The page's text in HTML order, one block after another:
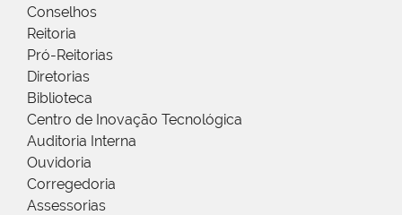
Conselhos
Reitoria
Pró-Reitorias
Diretorias
Biblioteca
Centro de Inovação Tecnológica
Auditoria Interna
Ouvidoria
Corregedoria
Assessorias